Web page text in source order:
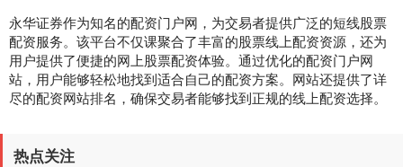
永华证券作为知名的配资门户网，为交易者提供广泛的短线股票
配资服务。该平台不仅课聚合了丰富的股票线上配资资源，还为
用户提供了便捷的网上股票配资体验。通过优化的配资门户网
站，用户能够轻松地找到适合自己的配资方案。网站还提供了详
尽的配资网站排名，确保交易者能够找到正规的线上配资选择。
热点关注